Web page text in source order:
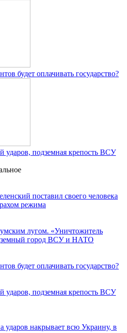
будет оплачивать государство?
подземная крепость ВСУ
поставил своего человека
режима
лугом. «Уничтожитель
город ВСУ и НАТО
будет оплачивать государство?
подземная крепость ВСУ
ударов накрывает всю Украину, в